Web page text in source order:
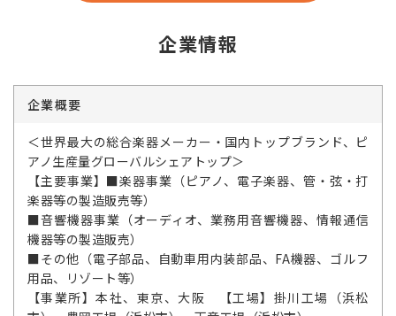
企業情報
企業概要
＜世界最大の総合楽器メーカー・国内トップブランド、ピ
アノ生産量グローバルシェアトップ＞
【主要事業】■楽器事業（ピアノ、電子楽器、管・弦・打
楽器等の製造販売等）
■音響機器事業（オーディオ、業務用音響機器、情報通信
機器等の製造販売）
■その他（電子部品、自動車用内装部品、FA機器、ゴルフ
用品、リゾート等）
【事業所】本社、東京、大阪 【工場】掛川工場（浜松